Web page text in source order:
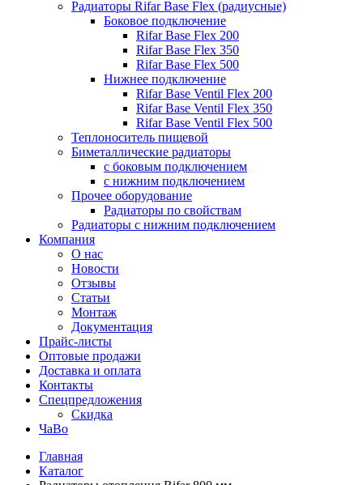
Радиаторы Rifar Base Flex (радиусные)
Боковое подключение
Rifar Base Flex 200
Rifar Base Flex 350
Rifar Base Flex 500
Нижнее подключение
Rifar Base Ventil Flex 200
Rifar Base Ventil Flex 350
Rifar Base Ventil Flex 500
Теплоноситель пищевой
Биметаллические радиаторы
с боковым подключением
с нижним подключением
Прочее оборудование
Радиаторы по свойствам
Радиаторы с нижним подключением
Компания
О нас
Новости
Отзывы
Статьи
Монтаж
Документация
Прайс-листы
Оптовые продажи
Доставка и оплата
Контакты
Спецпредложения
Скидка
ЧаВо
Главная
Каталог